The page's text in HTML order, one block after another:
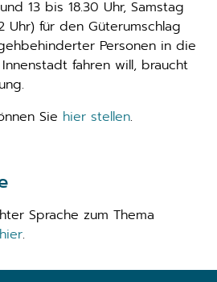
13 bis 18.30 Uhr, Samstag
Uhr) für den Güterumschlag
Personen in die
fahren will, braucht
Sie hier stellen.
Sprache zum Thema
.